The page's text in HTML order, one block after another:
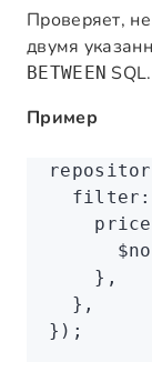
Проверяет,
двумя
BETWEEN SQL.
Пример
  filter
:
    price
    }
,
  }
,
});